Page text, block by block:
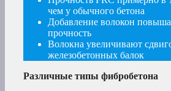
чем у обычного бетона
Добавление волокон
прочность
Волокна увеличивают
железобетонных балок
Различные типы фибробетона